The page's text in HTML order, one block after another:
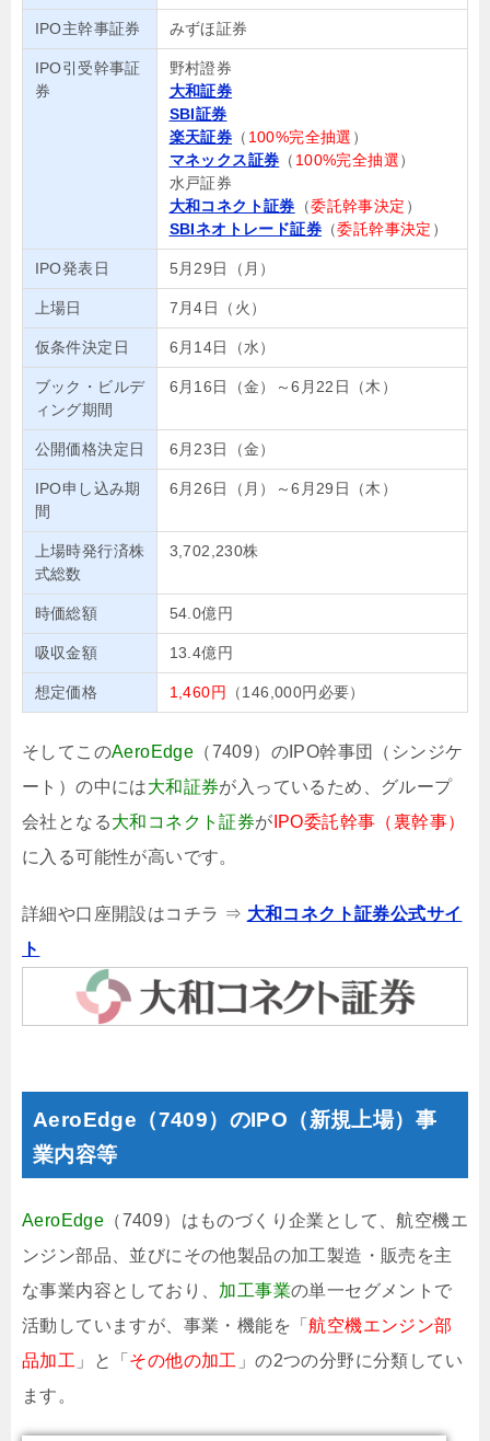
IPO主幹事証券 みずほ証券
IPO引受幹事証
券
野村證券
大和証券
SBI証券
楽天証券 （ 100%完全抽選 ）
マネックス証券 （ 100%完全抽選）
水戸証券
大和コネクト証券 （委託幹事決定 ）
SBIネオトレード証券（委託幹事決定 ）
IPO発表日 5月29日（月）
上場日 7月4日（火）
仮条件決定日 6月14日（水）
ブック・ビルデ
ィング期間
6月16日（金）～6月22日（木）
公開価格決定日 6月23日（金）
IPO申し込み期
間
6月26日（月）～6月29日（木）
上場時発行済株
式総数
3,702,230株
時価総額 54.0億円
吸収金額 13.4億円
想定価格 1,460円 （146,000円必要）
そしてこのAeroEdge （7409）のIPO幹事団（シンジケ
ート）の中には大和証券が入っているため、グループ
会社となる大和コネクト証券が IPO委託幹事（裏幹事）
に入る可能性が高いです。
詳細や口座開設はコチラ ⇒ 大和コネクト証券公式サイ
ト
AeroEdge（7409）のIPO（新規上場）事
業内容等
AeroEdge （7409）はものづくり企業として、航空機エ
ンジン部品、並びにその他製品の加工製造・販売を主
な事業内容としており、 加工事業の単一セグメントで
活動していますが、事業・機能を「航空機エンジン部
品加工 」と「 その他の加工 」の2つの分野に分類してい
ます。